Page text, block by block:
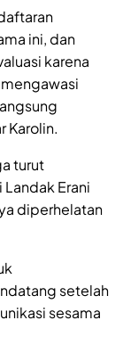
ini, dan
karena
Karolin.
turut
Erani
diperhelatan
setelah
sesama